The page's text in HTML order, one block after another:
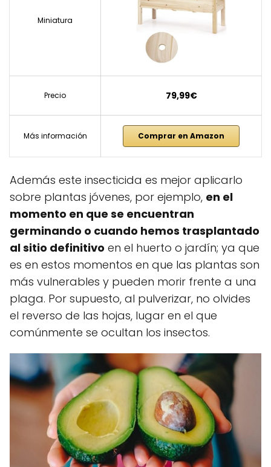
Miniatura
Precio 79,99€
Más información Comprar en Amazon
Además este insecticida es mejor aplicarlo
sobre plantas jóvenes, por ejemplo, en el
momento en que se encuentran
germinando o cuando hemos trasplantado
al sitio definitivo en el huerto o jardín; ya que
es en estos momentos en que las plantas son
más vulnerables y pueden morir frente a una
plaga. Por supuesto, al pulverizar, no olvides
el reverso de las hojas, lugar en el que
comúnmente se ocultan los insectos.